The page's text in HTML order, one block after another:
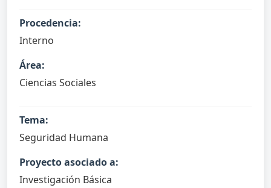
Procedencia:
Interno
Área:
Ciencias Sociales
Tema:
Seguridad Humana
Proyecto asociado a:
Investigación Básica